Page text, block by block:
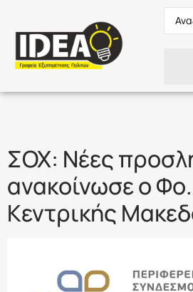
ΣΟΧ: Νέες
ανακοίνωσε ο
Κεντρικής